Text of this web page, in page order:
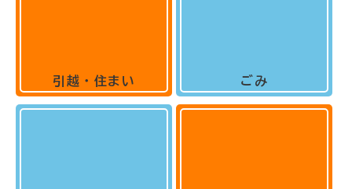
引越・住まい ごみ